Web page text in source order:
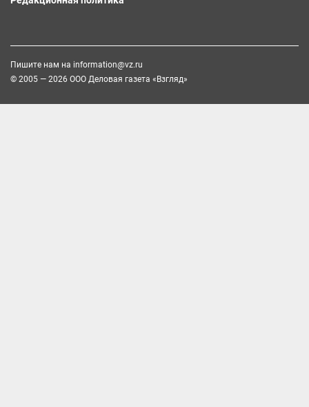
Пишите нам на information@vz.ru
© 2005 — 2026 ООО Деловая газета «Взгляд»